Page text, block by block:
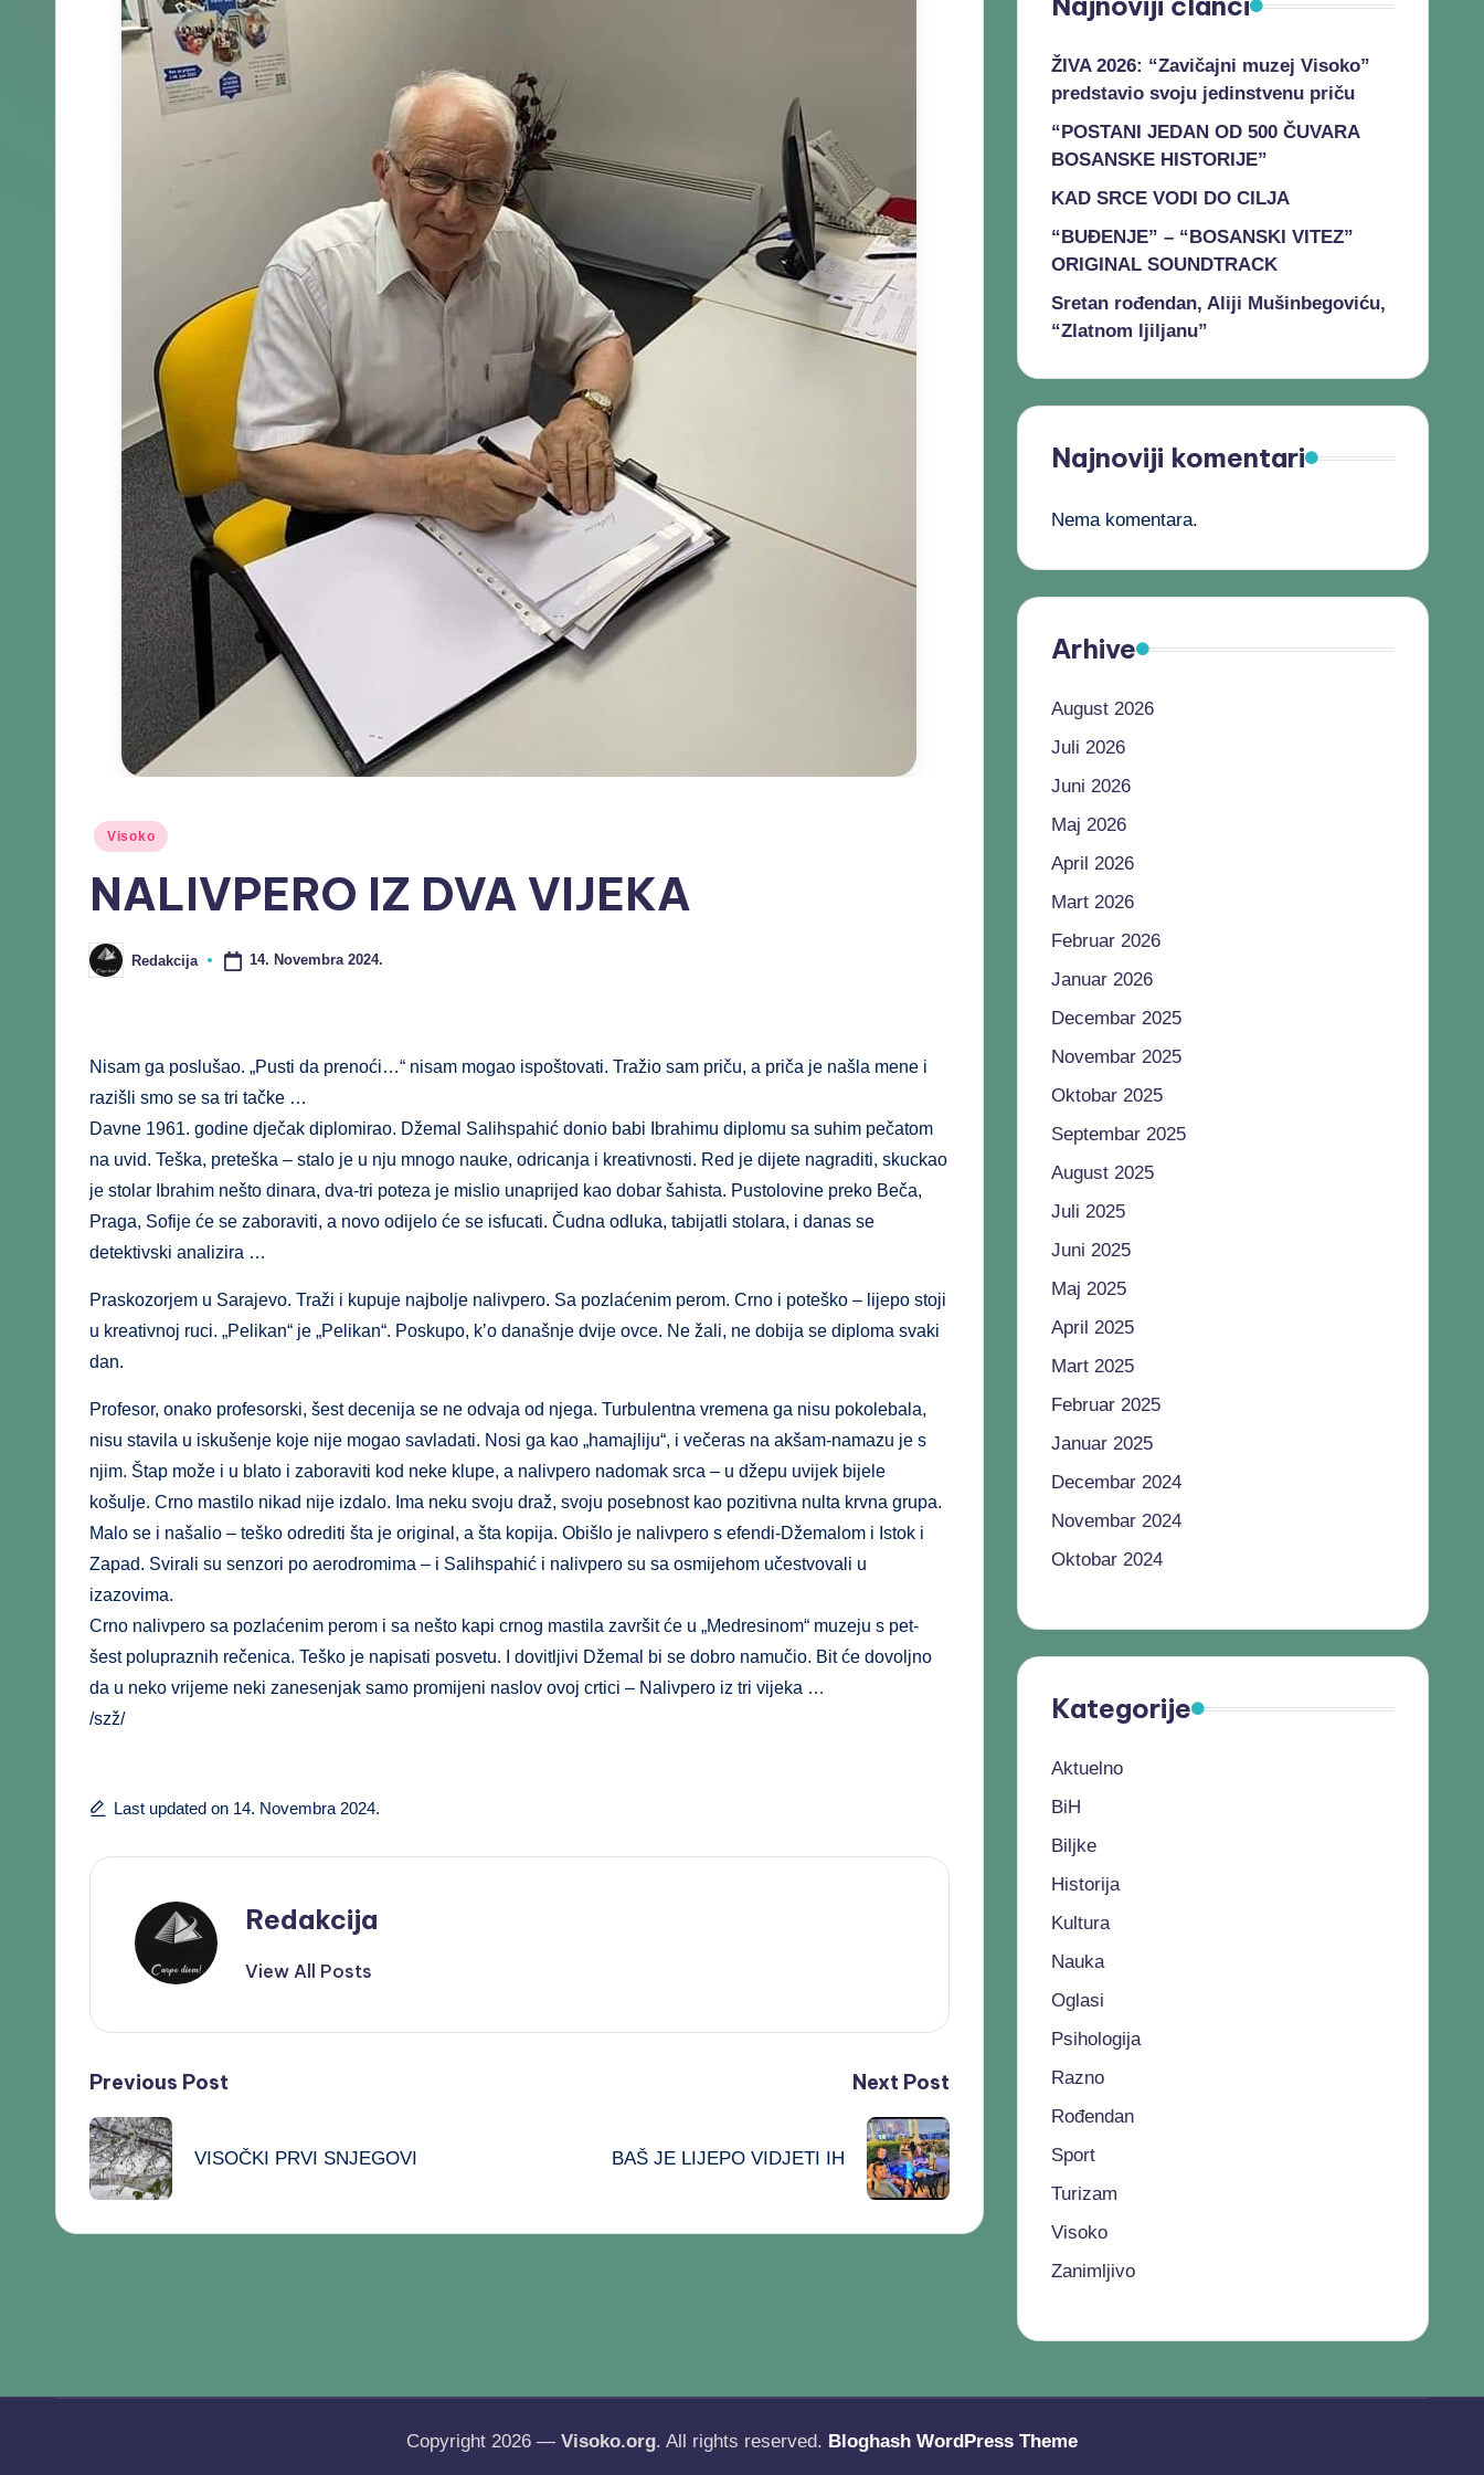
Visoko
NALIVPERO IZ DVA VIJEKA
Redakcija 14. Novembra 2024.
Nisam ga poslušao. „Pusti da prenoći…“ nisam mogao ispoštovati. Tražio sam priču, a priča je našla mene i
razišli smo se sa tri tačke …
Davne 1961. godine dječak diplomirao. Džemal Salihspahić donio babi Ibrahimu diplomu sa suhim pečatom
na uvid. Teška, preteška – stalo je u nju mnogo nauke, odricanja i kreativnosti. Red je dijete nagraditi, skuckao
je stolar Ibrahim nešto dinara, dva-tri poteza je mislio unaprijed kao dobar šahista. Pustolovine preko Beča,
Praga, Sofije će se zaboraviti, a novo odijelo će se isfucati. Čudna odluka, tabijatli stolara, i danas se
detektivski analizira …
Praskozorjem u Sarajevo. Traži i kupuje najbolje nalivpero. Sa pozlaćenim perom. Crno i poteško – lijepo stoji
u kreativnoj ruci. „Pelikan“ je „Pelikan“. Poskupo, k’o današnje dvije ovce. Ne žali, ne dobija se diploma svaki
dan.
Profesor, onako profesorski, šest decenija se ne odvaja od njega. Turbulentna vremena ga nisu pokolebala,
nisu stavila u iskušenje koje nije mogao savladati. Nosi ga kao „hamajliju“, i večeras na akšam-namazu je s
njim. Štap može i u blato i zaboraviti kod neke klupe, a nalivpero nadomak srca – u džepu uvijek bijele
košulje. Crno mastilo nikad nije izdalo. Ima neku svoju draž, svoju posebnost kao pozitivna nulta krvna grupa.
Malo se i našalio – teško odrediti šta je original, a šta kopija. Obišlo je nalivpero s efendi-Džemalom i Istok i
Zapad. Svirali su senzori po aerodromima – i Salihspahić i nalivpero su sa osmijehom učestvovali u
izazovima.
Crno nalivpero sa pozlaćenim perom i sa nešto kapi crnog mastila završit će u „Medresinom“ muzeju s pet-
šest polupraznih rečenica. Teško je napisati posvetu. I dovitljivi Džemal bi se dobro namučio. Bit će dovoljno
da u neko vrijeme neki zanesenjak samo promijeni naslov ovoj crtici – Nalivpero iz tri vijeka …
/szž/
Last updated on 14. Novembra 2024.
Redakcija
View All Posts
Previous Post
VISOČKI PRVI SNJEGOVI
Next Post
BAŠ JE LIJEPO VIDJETI IH
ŽIVA 2026: “Zavičajni muzej Visoko”
predstavio svoju jedinstvenu priču
“POSTANI JEDAN OD 500 ČUVARA
BOSANSKE HISTORIJE”
KAD SRCE VODI DO CILJA
“BUĐENJE” – “BOSANSKI VITEZ”
ORIGINAL SOUNDTRACK
Sretan rođendan, Aliji Mušinbegoviću,
“Zlatnom ljiljanu”
Najnoviji komentari
Nema komentara.
Arhive
August 2026
Juli 2026
Juni 2026
Maj 2026
April 2026
Mart 2026
Februar 2026
Januar 2026
Decembar 2025
Novembar 2025
Oktobar 2025
Septembar 2025
August 2025
Juli 2025
Juni 2025
Maj 2025
April 2025
Mart 2025
Februar 2025
Januar 2025
Decembar 2024
Novembar 2024
Oktobar 2024
Kategorije
Aktuelno
BiH
Biljke
Historija
Kultura
Nauka
Oglasi
Psihologija
Razno
Rođendan
Sport
Turizam
Visoko
Zanimljivo
Copyright 2026 — Visoko.org. All rights reserved. Bloghash WordPress Theme